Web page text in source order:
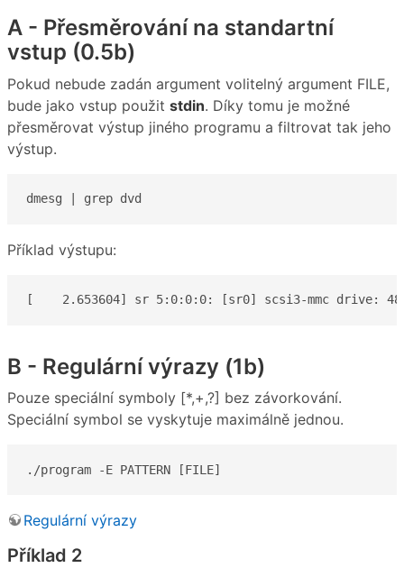
A - Přesměrování na standartní
vstup (0.5b)
Pokud nebude zadán argument volitelný argument FILE,
bude jako vstup použit stdin. Díky tomu je možné
přesměrovat výstup jiného programu a filtrovat tak jeho
výstup.
dmesg | grep dvd
Příklad výstupu:
[    2.653604] sr 5:0:0:0: [sr0] scsi3-mmc drive:
B - Regulární výrazy (1b)
Pouze speciální symboly [*,+,?] bez závorkování.
Speciální symbol se vyskytuje maximálně jednou.
./program -E PATTERN [FILE]
Regulární výrazy
Příklad 2